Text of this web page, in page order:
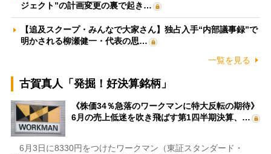
ジェクト”の計画変更の裏で起き…
【追及スクープ・みんなで大家さん】独占入手“内部議事録”で
明かされる柳瀬健一・代表の思…
一覧を見る
古賀真人「発掘！好決算銘柄」
《株価34％急落のワークマンに特大反転の期待》
6月の売上低迷を吹き飛ばす第1四半期決算、…
6月3日に8330円をつけたワークマン（東証スタンダード・